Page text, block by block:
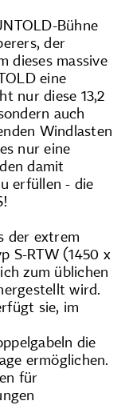
Bühne
der
dieses massive
eine
nur diese 13,2
auch
Windlasten
nur eine
damit
erfüllen - die
der extrem
S-RTW (1450 x
zum üblichen
wird.
sie, im
die
ermöglichen.
für